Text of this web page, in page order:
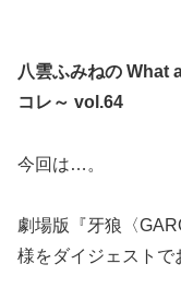
八雲ふみねの What
コレ～ vol.64
今回は…。
劇場版『牙狼〈
様をダイジェストで